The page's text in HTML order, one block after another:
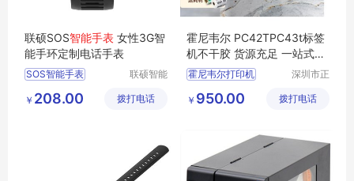
联硕SOS智能手表 女性3G智
能手环定制电话手表
SOS智能手表
4G智能手表
运动手环
联硕智能
有限公司
￥ 208.00 拨打电话
霍尼韦尔 PC42TPC43t标签
机不干胶 货源充足 一站式服
务
霍尼韦尔打印机
标签打印机
深圳市正
有限公司
￥ 950.00 拨打电话